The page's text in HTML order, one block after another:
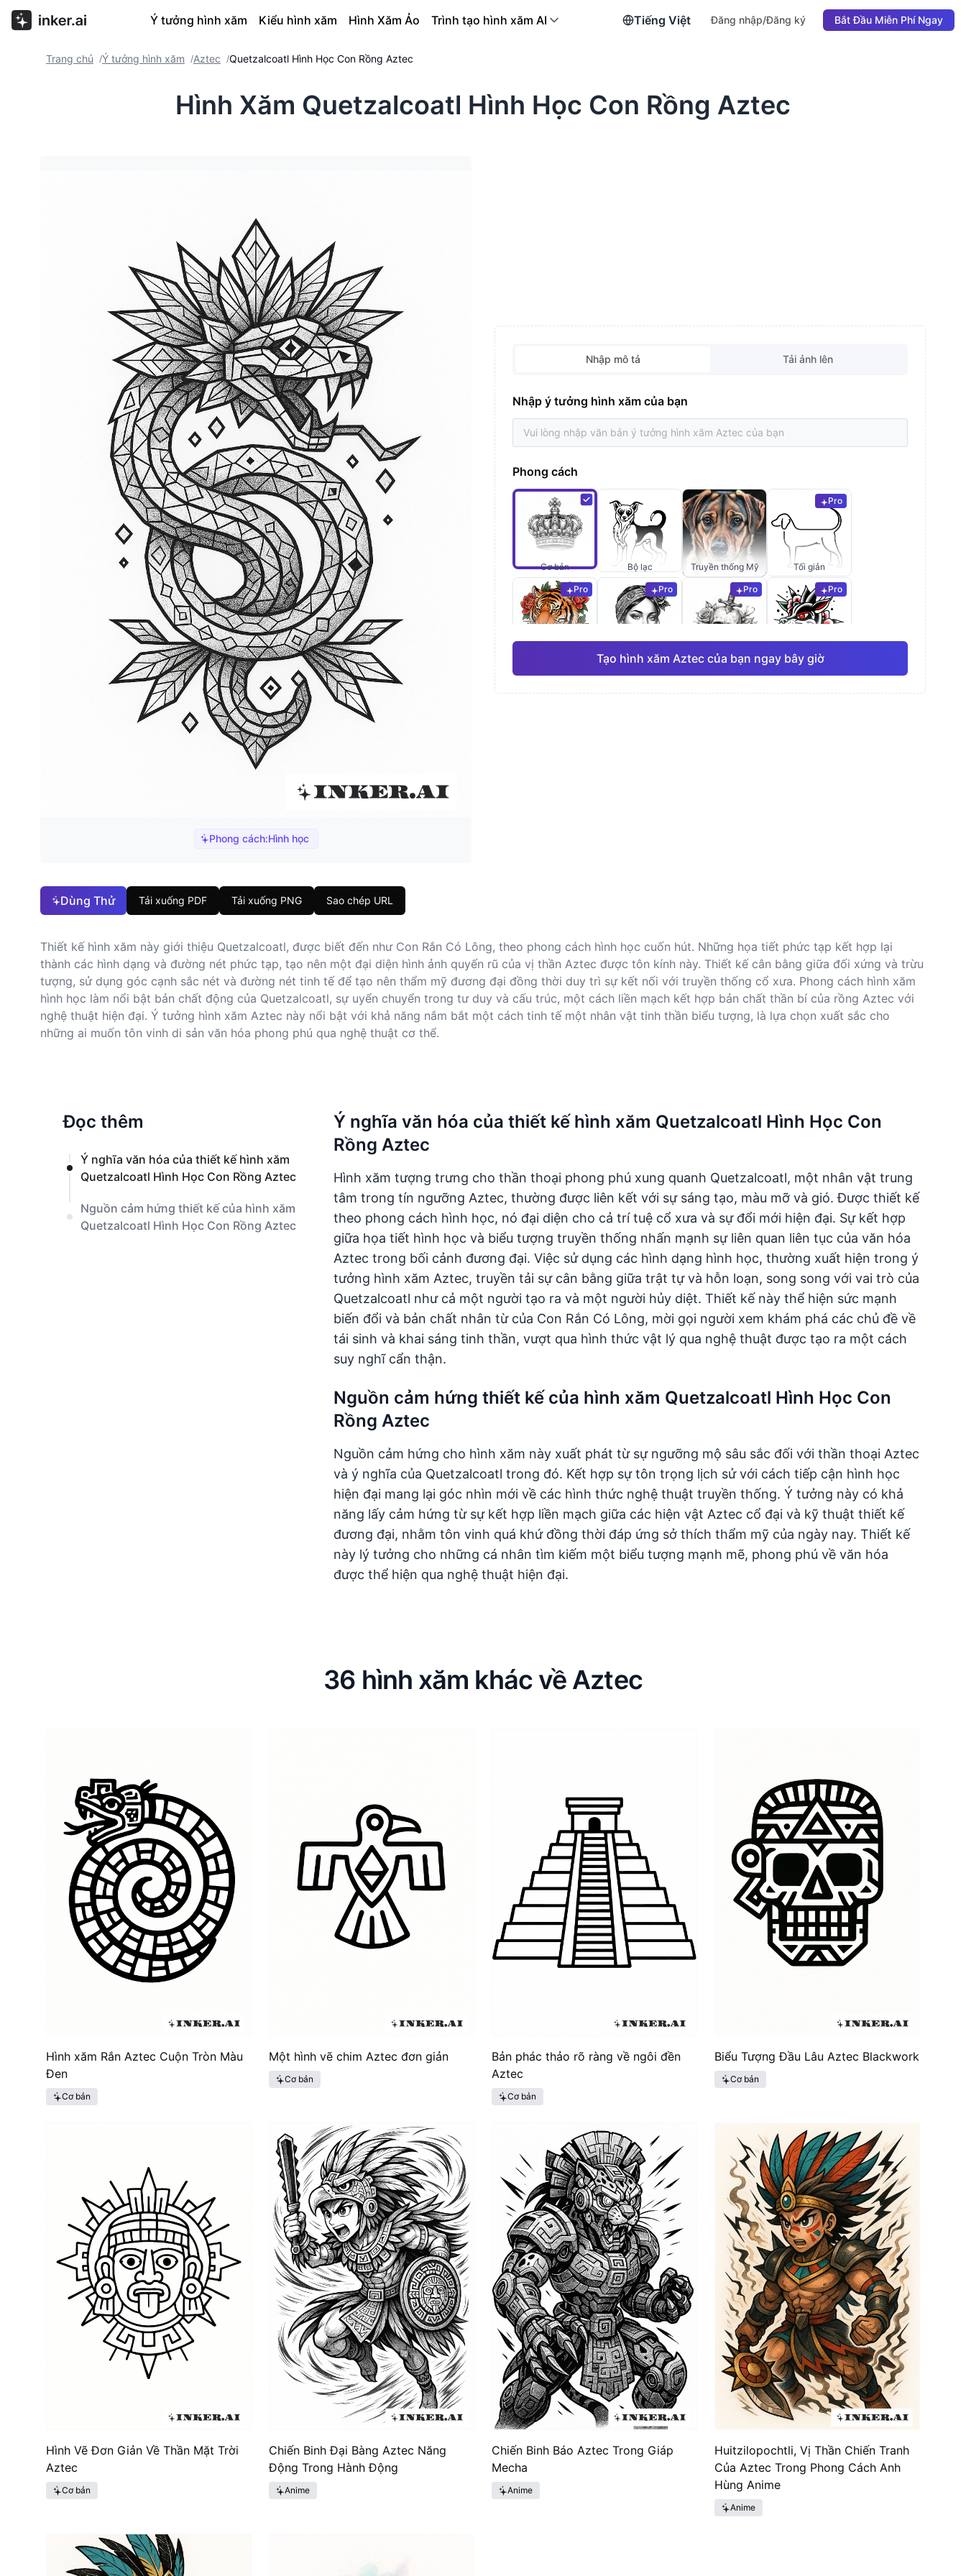
Tiếng Việt Đăng nhập/Đăng ký Bắt Đầu Miễn Phí Ngay
Ý tưởng hình xăm Kiểu hình xăm Hình Xăm Ảo Trình tạo hình xăm AI
Trang chủ /Ý tưởng hình xăm /Aztec /Quetzalcoatl Hình Học Con Rồng Aztec
Hình Xăm Quetzalcoatl Hình Học Con Rồng Aztec
Phong cách:Hình học
Nhập mô tả Tải ảnh lên
Nhập ý tưởng hình xăm của bạn
Phong cách
Cơ bản Bộ lạc Truyền thống Mỹ
Pro
Tối giản
Pro
Nhật Bản
Pro
Màu nước
Pro
Đường nét mảnh
Pro
Anime
Tạo hình xăm Aztec của bạn ngay bây giờ
Dùng Thử Tải xuống PDF Tải xuống PNG Sao chép URL
Thiết kế hình xăm này giới thiệu Quetzalcoatl, được biết đến như Con Rắn Có Lông, theo phong cách hình học cuốn hút. Những họa tiết phức tạp kết hợp lại
thành các hình dạng và đường nét phức tạp, tạo nên một đại diện hình ảnh quyến rũ của vị thần Aztec được tôn kính này. Thiết kế cân bằng giữa đối xứng và trừu
tượng, sử dụng góc cạnh sắc nét và đường nét tinh tế để tạo nên thẩm mỹ đương đại đồng thời duy trì sự kết nối với truyền thống cổ xưa. Phong cách hình xăm
hình học làm nổi bật bản chất động của Quetzalcoatl, sự uyển chuyển trong tư duy và cấu trúc, một cách liền mạch kết hợp bản chất thần bí của rồng Aztec với
nghệ thuật hiện đại. Ý tưởng hình xăm Aztec này nổi bật với khả năng nắm bắt một cách tinh tế một nhân vật tinh thần biểu tượng, là lựa chọn xuất sắc cho
những ai muốn tôn vinh di sản văn hóa phong phú qua nghệ thuật cơ thể.
Đọc thêm
Ý nghĩa văn hóa của thiết kế hình xăm
Quetzalcoatl Hình Học Con Rồng Aztec
Nguồn cảm hứng thiết kế của hình xăm
Quetzalcoatl Hình Học Con Rồng Aztec
Ý nghĩa văn hóa của thiết kế hình xăm Quetzalcoatl Hình Học Con
Rồng Aztec
Hình xăm tượng trưng cho thần thoại phong phú xung quanh Quetzalcoatl, một nhân vật trung
tâm trong tín ngưỡng Aztec, thường được liên kết với sự sáng tạo, màu mỡ và gió. Được thiết kế
theo phong cách hình học, nó đại diện cho cả trí tuệ cổ xưa và sự đổi mới hiện đại. Sự kết hợp
giữa họa tiết hình học và biểu tượng truyền thống nhấn mạnh sự liên quan liên tục của văn hóa
Aztec trong bối cảnh đương đại. Việc sử dụng các hình dạng hình học, thường xuất hiện trong ý
tưởng hình xăm Aztec, truyền tải sự cân bằng giữa trật tự và hỗn loạn, song song với vai trò của
Quetzalcoatl như cả một người tạo ra và một người hủy diệt. Thiết kế này thể hiện sức mạnh
biến đổi và bản chất nhân từ của Con Rắn Có Lông, mời gọi người xem khám phá các chủ đề về
tái sinh và khai sáng tinh thần, vượt qua hình thức vật lý qua nghệ thuật được tạo ra một cách
suy nghĩ cẩn thận.
Nguồn cảm hứng thiết kế của hình xăm Quetzalcoatl Hình Học Con
Rồng Aztec
Nguồn cảm hứng cho hình xăm này xuất phát từ sự ngưỡng mộ sâu sắc đối với thần thoại Aztec
và ý nghĩa của Quetzalcoatl trong đó. Kết hợp sự tôn trọng lịch sử với cách tiếp cận hình học
hiện đại mang lại góc nhìn mới về các hình thức nghệ thuật truyền thống. Ý tưởng này có khả
năng lấy cảm hứng từ sự kết hợp liền mạch giữa các hiện vật Aztec cổ đại và kỹ thuật thiết kế
đương đại, nhằm tôn vinh quá khứ đồng thời đáp ứng sở thích thẩm mỹ của ngày nay. Thiết kế
này lý tưởng cho những cá nhân tìm kiếm một biểu tượng mạnh mẽ, phong phú về văn hóa
được thể hiện qua nghệ thuật hiện đại.
36 hình xăm khác về Aztec
Hình xăm Rắn Aztec Cuộn Tròn Màu
Đen
Cơ bản
Một hình vẽ chim Aztec đơn giản
Cơ bản
Bản phác thảo rõ ràng về ngôi đền
Aztec
Cơ bản
Biểu Tượng Đầu Lâu Aztec Blackwork
Cơ bản
Hình Vẽ Đơn Giản Về Thần Mặt Trời
Aztec
Cơ bản
Chiến Binh Đại Bàng Aztec Năng
Động Trong Hành Động
Anime
Chiến Binh Báo Aztec Trong Giáp
Mecha
Anime
Huitzilopochtli, Vị Thần Chiến Tranh
Của Aztec Trong Phong Cách Anh
Hùng Anime
Anime